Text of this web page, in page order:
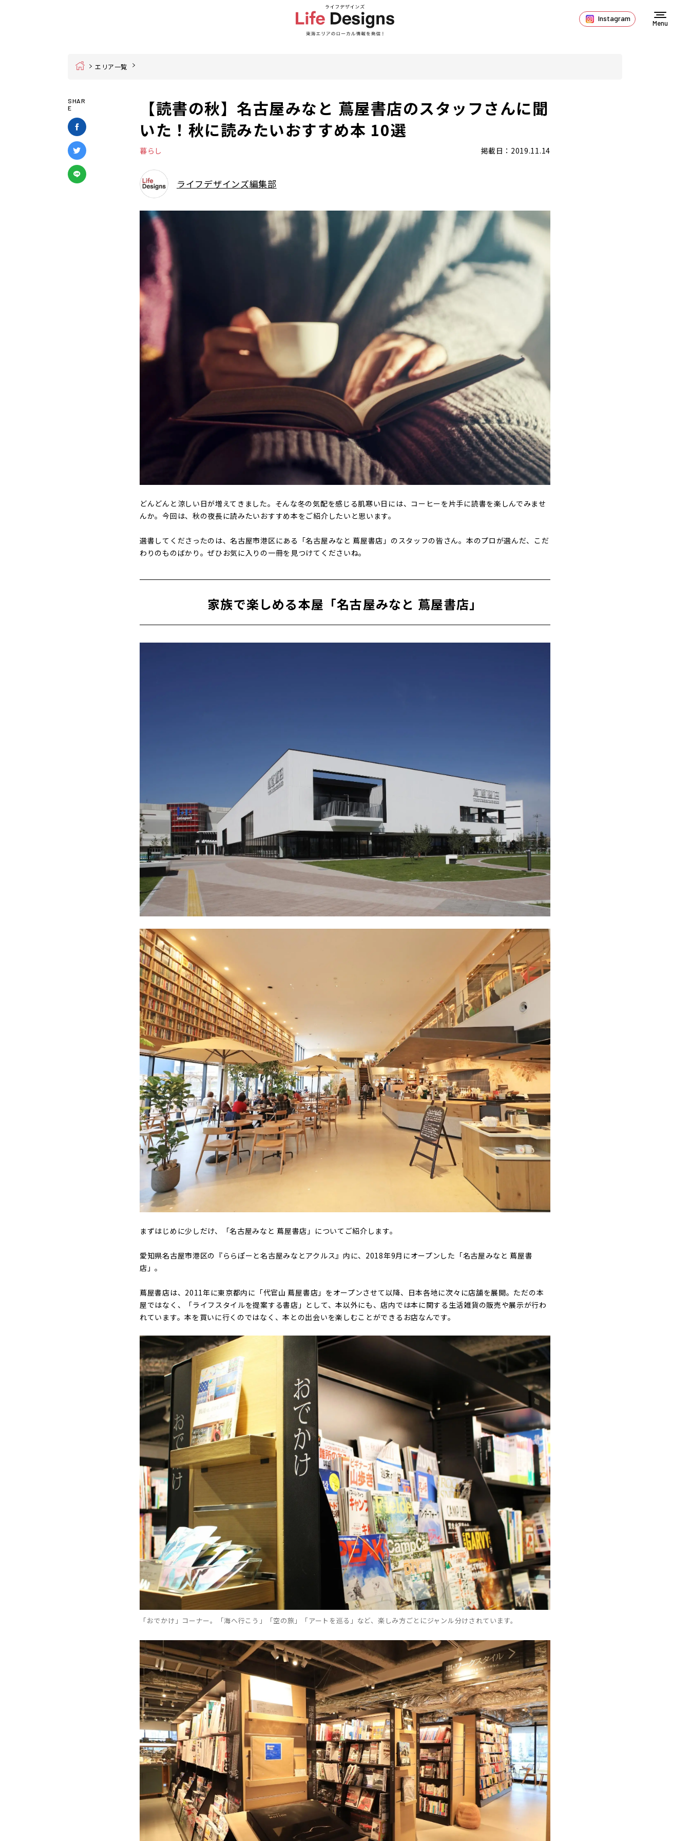
Instagram
Menu
Home エリア一覧
SHAR
E
【読書の秋】名古屋みなと 蔦屋書店のスタッフさんに聞
いた！秋に読みたいおすすめ本 10選
暮らし 掲載日：2019.11.14
ライフデザインズ編集部
どんどんと涼しい日が増えてきました。そんな冬の気配を感じる肌寒い日には、コーヒーを片手に読書を楽しんでみませ
んか。今回は、秋の夜長に読みたいおすすめ本をご紹介したいと思います。
選書してくださったのは、名古屋市港区にある「名古屋みなと 蔦屋書店」のスタッフの皆さん。本のプロが選んだ、こだ
わりのものばかり。ぜひお気に入りの一冊を見つけてくださいね。
家族で楽しめる本屋「名古屋みなと 蔦屋書店」
まずはじめに少しだけ、「名古屋みなと 蔦屋書店」についてご紹介します。
愛知県名古屋市港区の『ららぽーと名古屋みなとアクルス』内に、2018年9月にオープンした「名古屋みなと 蔦屋書
店」。
蔦屋書店は、2011年に東京都内に「代官山 蔦屋書店」をオープンさせて以降、日本各地に次々に店舗を展開。ただの本
屋ではなく、「ライフスタイルを提案する書店」として、本以外にも、店内では本に関する生活雑貨の販売や展示が行わ
れています。本を買いに行くのではなく、本との出会いを楽しむことができるお店なんです。
「おでかけ」コーナー。「海へ行こう」「空の旅」「アートを巡る」など、楽しみ方ごとにジャンル分けされています。